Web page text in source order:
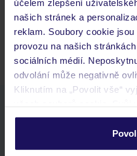
účelem zlepšení
našich stránek a
reklam. Soubory cookie
provozu na našich
sociálních médií.
odvolání může negativně
Kliknutím na „Povolit vše“
personalizovat v sekci
Podrobné informace o
Kam jít po přistání a
rychlé vyhledávání a
seznam oblíbených
historie vyhledávání a